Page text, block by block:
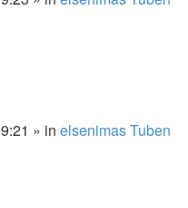
» in elsenimas Tuben